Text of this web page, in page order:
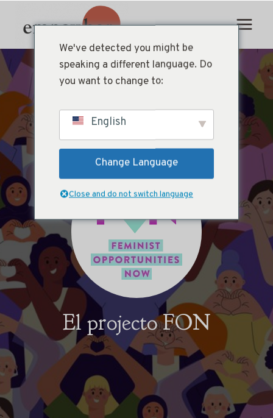
El projecto FON
We've detected you might be
speaking a different language. Do
you want to change to:
English
Change Language
Close and do not switch language